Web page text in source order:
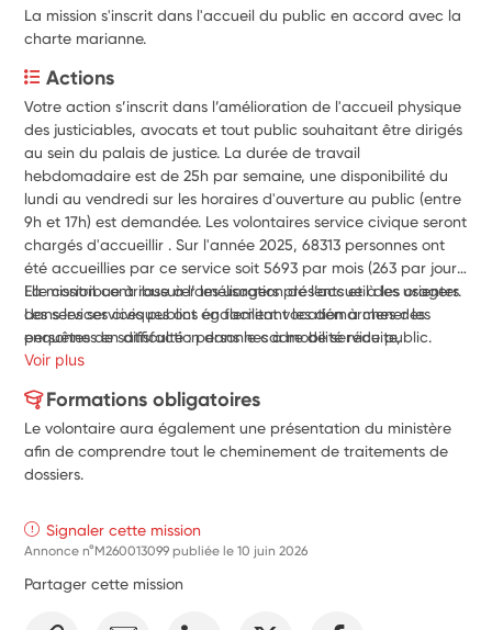
La mission s'inscrit dans l'accueil du public en accord avec la
charte marianne.
Actions
Votre action s’inscrit dans l’amélioration de l'accueil physique
des justiciables, avocats et tout public souhaitant être dirigés
au sein du palais de justice. La durée de travail
hebdomadaire est de 25h par semaine, une disponibilité du
lundi au vendredi sur les horaires d'ouverture au public (entre
9h et 17h) est demandée. Les volontaires service civique seront
chargés d'accueillir . Sur l'année 2025, 68313 personnes ont
été accueillies par ce service soit 5693 par mois (263 par jour).
La mission contribue à l’amélioration de l’accueil des usagers
dans les services publics en facilitant les démarches des
personnes en difficulté : personnes à mobilité réduite,
personnes âgées, femmes enceintes, personnes avec enfants,
peu la langue française.
Elle contribue à rassurer les usagers présents et à les orienter.
Les services civiques ont également vocation à mener les
enquêtes de satisfaction dans le cadre de service public.
Voir plus
Formations obligatoires
Le volontaire aura également une présentation du ministère
afin de comprendre tout le cheminement de traitements de
dossiers.
Signaler cette mission
Annonce n°M260013099 publiée le10 juin 2026
Partager cette mission